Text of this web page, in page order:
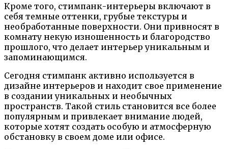
Кроме того, стимпанк-интерьеры включают в
себя темные оттенки, грубые текстуры и
необработанные поверхности. Они привносят в
комнату некую изношенность и благородство
прошлого, что делает интерьер уникальным и
запоминающимся.
Сегодня стимпанк активно используется в
дизайне интерьеров и находит свое применение
в создании уникальных и необычных
пространств. Такой стиль становится все более
популярным и привлекает внимание людей,
которые хотят создать особую и атмосферную
обстановку в своем доме или офисе.